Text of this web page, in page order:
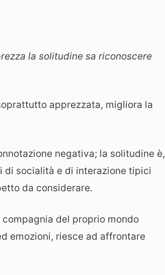
la solitudine sa riconoscere
apprezzata, migliora la
negativa; la solitudine è,
di socialità e di interazione tipici
da considerare.
del proprio mondo
emozioni, riesce ad affrontare